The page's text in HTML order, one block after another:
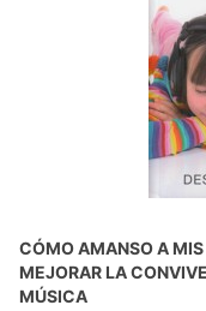
CÓMO AMANSO A MIS
MEJORAR LA
MÚSICA